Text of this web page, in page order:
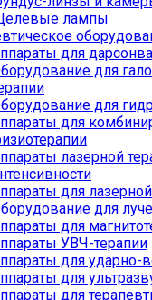
лампы
для
для
для
для
лазерной
для
для
для
УВЧ-терапии
для ударно-
для
для